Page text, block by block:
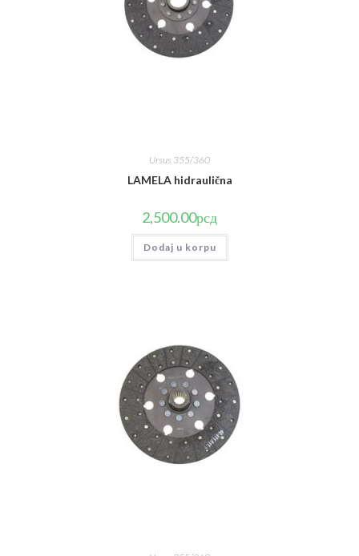
Ursus 355/360
LAMELA hidraulična
2,500.00рсд
Dodaj u korpu